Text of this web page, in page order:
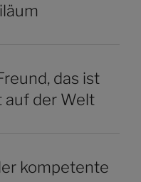
das ist
auf der Welt
kompetente